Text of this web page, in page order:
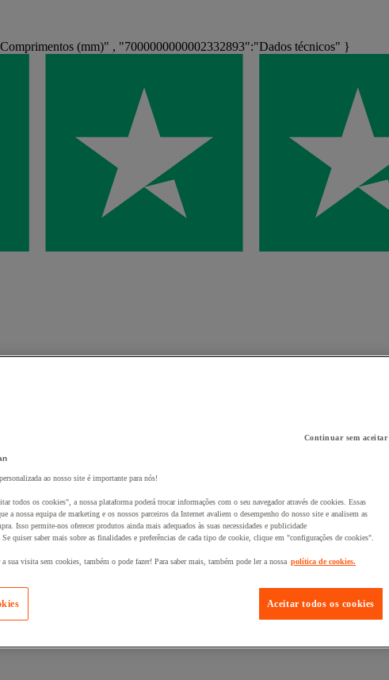
(mm)" , "7000000000002332893":"Dados técnicos" }
cesto :
Continuar sem aceitar
ao nosso site é importante para nós!
todos os cookies", a nossa plataforma poderá trocar informações com o seu navegador através de cookies. Essas
a nossa equipa de marketing e os nossos parceiros da Internet avaliem o desempenho do nosso site e analisem as
Isso permite-nos oferecer produtos ainda mais adequados às suas necessidades e publicidade
Se quiser saber mais sobre as finalidades e preferências de cada tipo de cookie, clique em "configurações de cookies".
sua visita sem cookies, também o pode fazer! Para saber mais, também pode ler a nossa política de cookies.
Aceitar todos os cookies